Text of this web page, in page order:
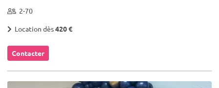
2-70
Location dès420 €
Contacter